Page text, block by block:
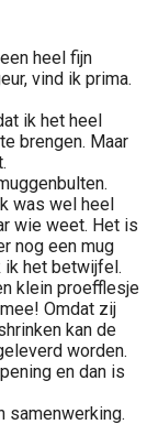
heel fijn
vind ik prima.
ik het heel
brengen. Maar
was wel heel
wie weet. Het is
nog een mug
ik het betwijfel.
klein proefflesje
Omdat zij
kan de
worden.
en dan is
samenwerking.